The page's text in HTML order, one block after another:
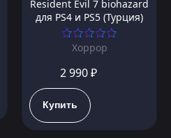
Resident Evil 7 biohazard
для PS4 и PS5 (Турция)
Хоррор
2 990 ₽
Купить